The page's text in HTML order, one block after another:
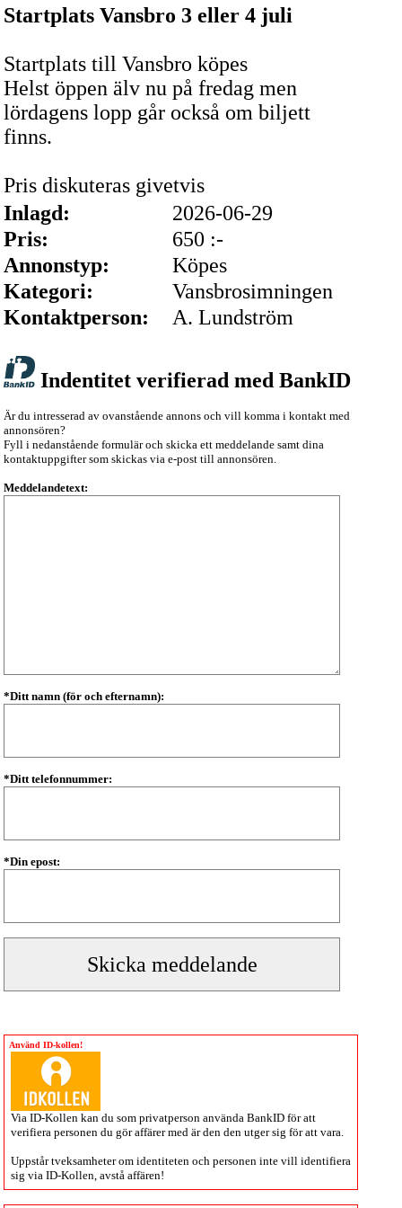
Startplats Vansbro 3 eller 4 juli
Startplats till Vansbro köpes
Helst öppen älv nu på fredag men
lördagens lopp går också om biljett
finns.
Pris diskuteras givetvis
Inlagd:
2026-06-29
Pris:
650 :-
Annonstyp:
Köpes
Kategori:
Vansbrosimningen
Kontaktperson:
A. Lundström
Indentitet verifierad med BankID
Är du intresserad av ovanstående annons och vill komma i kontakt med
annonsören?
Fyll i nedanstående formulär och skicka ett meddelande samt dina
kontaktuppgifter som skickas via e-post till annonsören.
Meddelandetext:
*Ditt namn (för och efternamn):
*Ditt telefonnummer:
*Din epost:
Använd ID-kollen!
Via ID-Kollen kan du som privatperson använda BankID för att
verifiera personen du gör affärer med är den den utger sig för att vara.
Uppstår tveksamheter om identiteten och personen inte vill identifiera
sig via ID-Kollen , avstå affären!